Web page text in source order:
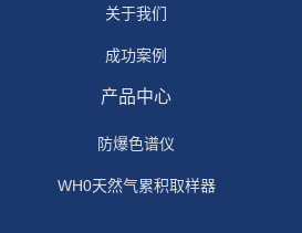
关于我们
成功案例
产品中心
防爆色谱仪
WH0天然气累积取样器